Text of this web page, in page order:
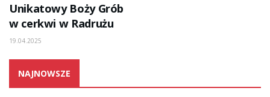
Unikatowy Boży Grób
w cerkwi w Radrużu
19.04.2025
NAJNOWSZE